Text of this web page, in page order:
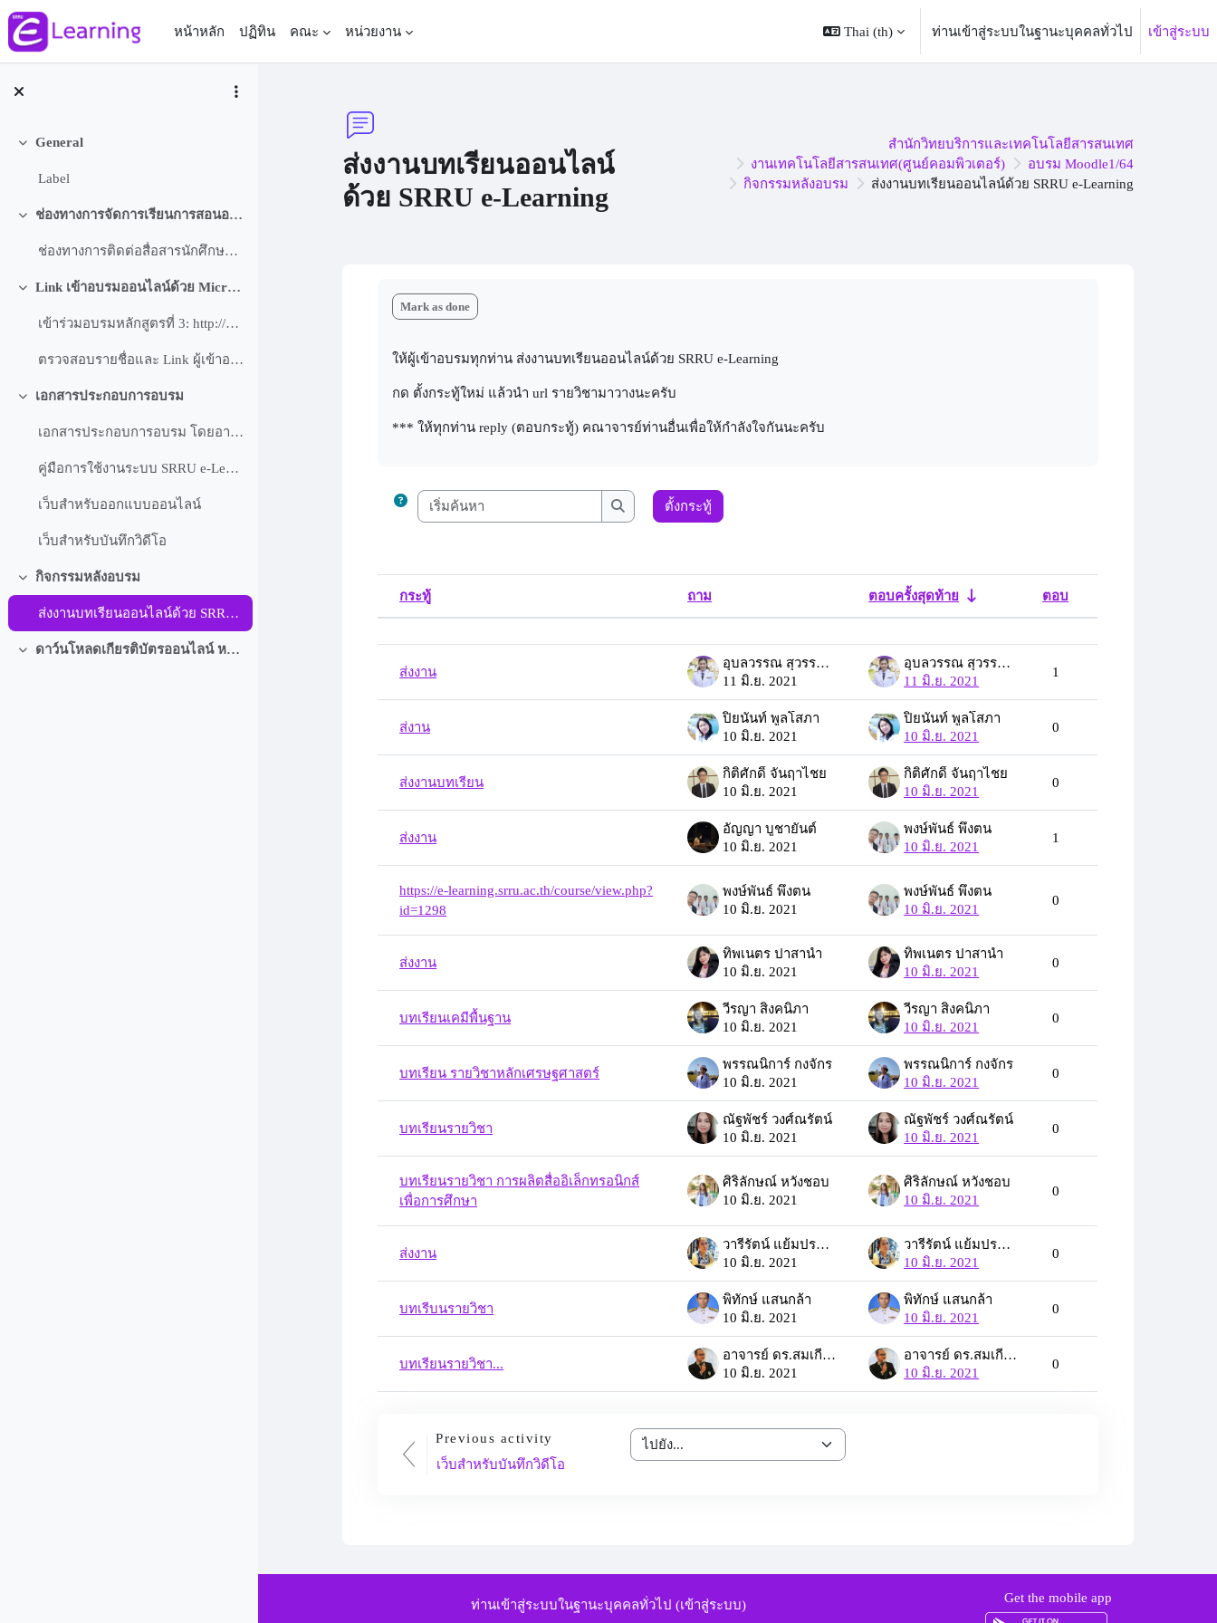
ข้ามไปที่เนื้อหาหลัก
หน้าหลัก
ปฏิทิน คณะ หน่วยงาน Thai ‎(th)‎ ท่านเข้าสู่ระบบในฐานะบุคคลทั่วไป เข้าสู่ระบบ
General
Label
ช่องทางการจัดการเรียนการสอนออนไลน์ระหว่างผู้สอนกับผู้เรียน ภาคเรียนที่ 1/2564
ช่องทางการติดต่อสื่อสารนักศึกษาในแต่รายละรายวิชา
Link เข้าอบรมออนไลน์ด้วย Microsoft Teams
เข้าร่วมอบรมหลักสูตรที่ 3: http://bit.ly/WFH-SRRU-10JUNE2021
ตรวจสอบรายชื่อและ Link ผู้เข้าอบรม หลักสูตรที่ 3 “SRRU Online Learning : Moodle สำหรับผู้สอน”
เอกสารประกอบการอบรม
เอกสารประกอบการอบรม โดยอาจารย์ ดร.วิจิตรา โพธิสาร
คู่มือการใช้งานระบบ SRRU e-Learning Platform Moodle Version 1.1
เว็บสำหรับออกแบบออนไลน์
เว็บสำหรับบันทึกวิดีโอ
กิจกรรมหลังอบรม
ส่งงานบทเรียนออนไลน์ด้วย SRRU e-Learning
ดาว์นโหลดเกียรติบัตรออนไลน์ หลักสูตรที่ 3 “SRRU Online Learning : Moodle สำหรับผู้สอน”
ส่งงานบทเรียนออนไลน์
ด้วย SRRU e-Learning
สำนักวิทยบริการและเทคโนโลยีสารสนเทศ
งานเทคโนโลยีสารสนเทศ(ศูนย์คอมพิวเตอร์)
อบรม Moodle1/64
กิจกรรมหลังอบรม
ส่งงานบทเรียนออนไลน์ด้วย SRRU e-Learning
Mark as done
ให้ผู้เข้าอบรมทุกท่าน ส่งงานบทเรียนออนไลน์ด้วย SRRU e-Learning
กด ตั้งกระทู้ใหม่ แล้วนำ url รายวิชามาวางนะครับ
*** ให้ทุกท่าน reply (ตอบกระทู้) คณาจารย์ท่านอื่นเพื่อให้กำลังใจกันนะครับ
เริ่มค้นหา
เริ่มค้นหา
ตั้งกระทู้
สถานะ
กระทู้ ถาม ตอบครั้งสุดท้าย
ตอบ
การกระทำ
ส่งงาน
อุบลวรรณ สุวรรณภูสิทธิ์
11 มิ.ย. 2021
อุบลวรรณ สุวรรณภูสิทธิ์
11 มิ.ย. 2021
1
ส่งาน
ปิยนันท์ พูลโสภา
10 มิ.ย. 2021
ปิยนันท์ พูลโสภา
10 มิ.ย. 2021
0
ส่งงานบทเรียน
กิติศักดิ์ จันฤาไชย
10 มิ.ย. 2021
กิติศักดิ์ จันฤาไชย
10 มิ.ย. 2021
0
ส่งงาน
อัญญา บูชายันต์
10 มิ.ย. 2021
พงษ์พันธ์ พึ่งตน
10 มิ.ย. 2021
1
https://e-learning.srru.ac.th/course/view.php?
id=1298
พงษ์พันธ์ พึ่งตน
10 มิ.ย. 2021
พงษ์พันธ์ พึ่งตน
10 มิ.ย. 2021
0
ส่งงาน
ทิพเนตร ปาสานำ
10 มิ.ย. 2021
ทิพเนตร ปาสานำ
10 มิ.ย. 2021
0
บทเรียนเคมีพื้นฐาน
วีรญา สิงคนิภา
10 มิ.ย. 2021
วีรญา สิงคนิภา
10 มิ.ย. 2021
0
บทเรียน รายวิชาหลักเศรษฐศาสตร์
พรรณนิการ์ กงจักร
10 มิ.ย. 2021
พรรณนิการ์ กงจักร
10 มิ.ย. 2021
0
บทเรียนรายวิชา
ณัฐพัชร์ วงศ์ณรัตน์
10 มิ.ย. 2021
ณัฐพัชร์ วงศ์ณรัตน์
10 มิ.ย. 2021
0
บทเรียนรายวิชา การผลิตสื่ออิเล็กทรอนิกส์
เพื่อการศึกษา
ศิริลักษณ์ หวังชอบ
10 มิ.ย. 2021
ศิริลักษณ์ หวังชอบ
10 มิ.ย. 2021
0
ส่งงาน
วารีรัตน์ แย้มประดิษฐ์
10 มิ.ย. 2021
วารีรัตน์ แย้มประดิษฐ์
10 มิ.ย. 2021
0
บทเรีบนรายวิชา
พิทักษ์ แสนกล้า
10 มิ.ย. 2021
พิทักษ์ แสนกล้า
10 มิ.ย. 2021
0
บทเรียนรายวิชา...
อาจารย์ ดร.สมเกียรติ เพ็ชรมาก
10 มิ.ย. 2021
อาจารย์ ดร.สมเกียรติ เพ็ชรมาก
10 มิ.ย. 2021
0
Previous activity
เว็บสำหรับบันทึกวิดีโอ
ไปยัง...
ท่านเข้าสู่ระบบในฐานะบุคคลทั่วไป (เข้าสู่ระบบ) Get the mobile app